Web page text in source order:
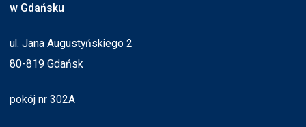
w Gdańsku
ul. Jana Augustyńskiego 2
80-819 Gdańsk
pokój nr 302A